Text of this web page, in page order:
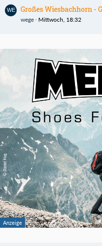
Großes Wiesbachhorn -
wege Mittwoch, 18:32